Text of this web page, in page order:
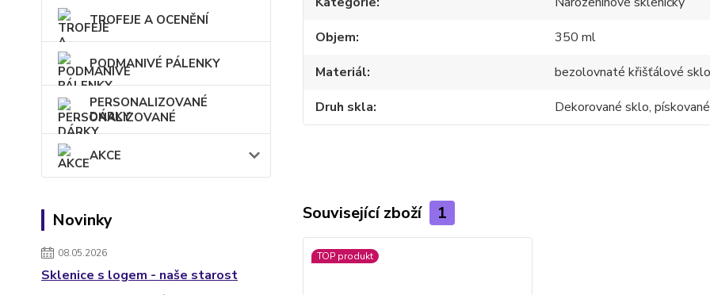
TROFEJE A OCENĚNÍ
PODMANIVÉ PÁLENKY
PERSONALIZOVANÉ
DÁRKY
AKCE
Novinky
08.05.2026
Sklenice s logem - naše starost
Objem
350 ml
Materiál
bezolovnaté křišťálové
Druh skla
Dekorované sklo,
Související zboží 1
TOP produkt